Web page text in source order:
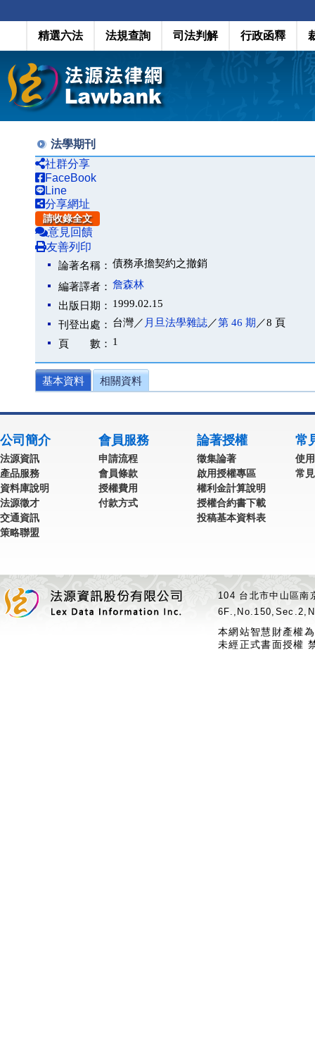
精選六法 法規查詢 司法判解 行政函釋
法學期刊
社群分享
FaceBook
Line
分享網址
請收錄全文
意見回饋
友善列印
論著名稱： 債務承擔契約之撤銷
編著譯者： 詹森林
出版日期： 1999.02.15
刊登出處： 台灣／ 月旦法學雜誌／第 46 期 ／8 頁
頁 數： 1
基本資料 相關資料
公司簡介
法源資訊
產品服務
資料庫說明
法源徵才
交通資訊
策略聯盟
會員服務
申請流程
會員條款
授權費用
付款方式
論著授權
徵集論著
啟用授權專區
權利金計算說明
授權合約書下載
投稿基本資料表
常
使
常
104 台北市中山區
本網站智慧財產權
未經正式書面授權